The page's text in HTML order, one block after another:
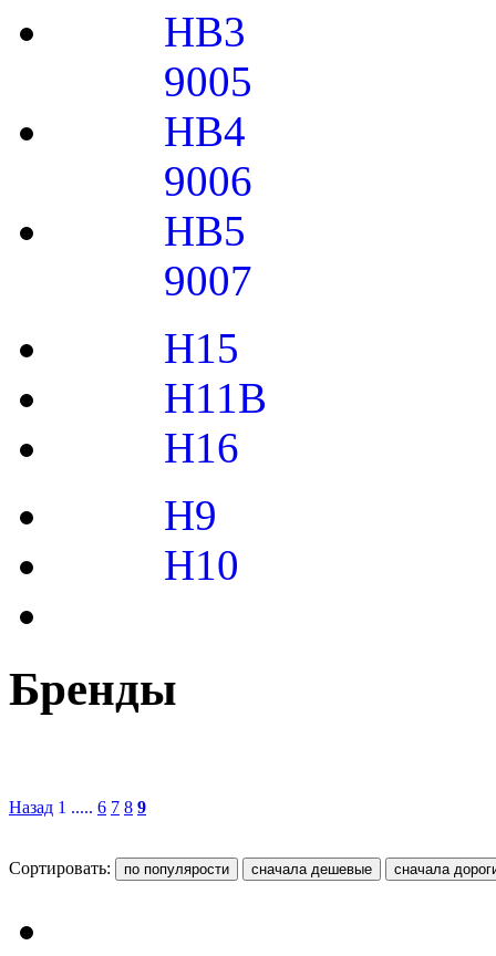
HB3
9005
HB4
9006
HB5
9007
H15
H11B
H16
H9
H10
Бренды
Назад 1 ..... 6 7 8 9
Сортировать: